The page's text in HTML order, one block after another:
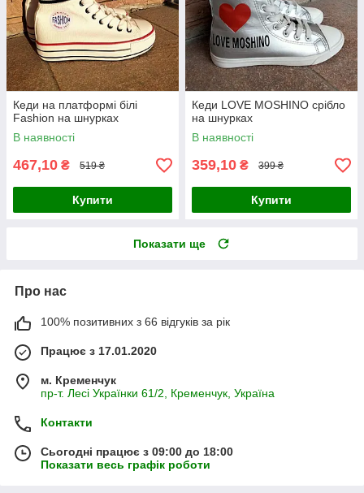
Кеди на платформі білі
Fashion на шнурках
В наявності
467,10 ₴ 519 ₴
Купити
Кеди LOVE MOSHINO срібло
на шнурках
В наявності
359,10 ₴ 399 ₴
Купити
Показати ще
Про нас
100% позитивних з 66 відгуків за рік
Працює з 17.01.2020
м. Кременчук
пр-т. Лесі Українки 61/2, Кременчук, Україна
Контакти
Сьогодні працює з 09:00 до 18:00
Показати весь графік роботи